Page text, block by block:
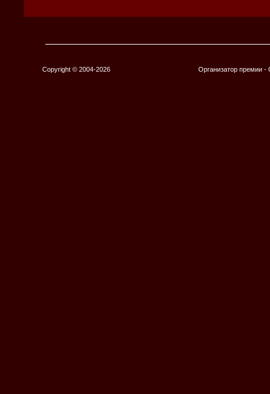
Copyright © 2004-2026 Организатор